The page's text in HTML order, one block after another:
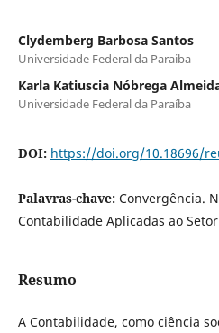
Clydemberg Barbosa Santos
Universidade Federal da Paraiba
Karla Katiuscia Nóbrega
Universidade Federal da Paraíba
DOI: https://doi.org/10.18696/
Palavras-chave: Convergência.
Contabilidade Aplicadas ao
Resumo
A Contabilidade, como ciência